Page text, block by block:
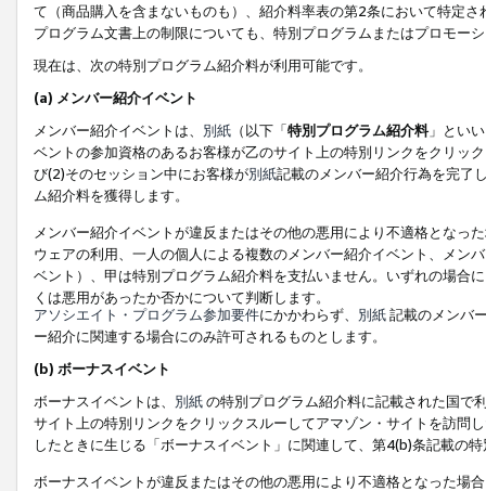
て（商品購入を含まないものも）、紹介料率表の第2条において特定
プログラム文書上の制限についても、特別プログラムまたはプロモー
現在は、次の特別プログラム紹介料が利用可能です。
(a) メンバー紹介イベント
メンバー紹介イベントは、 別紙 （以下「特別プログラム紹介料」とい
ベントの参加資格のあるお客様が乙のサイト上の特別リンクをクリッ
び(2)そのセッション中にお客様が別紙記載のメンバー紹介行為を完了
ム紹介料を獲得します。
メンバー紹介イベントが違反またはその他の悪用により不適格となっ
ウェアの利用、一人の個人による複数のメンバー紹介イベント、メン
ベント）、甲は特別プログラム紹介料を支払いません。いずれの場合
くは悪用があったか否かについて判断します。
アソシエイト・プログラム参加要件にかかわらず、 別紙記載のメンバ
ー紹介に関連する場合にのみ許可されるものとします。
(b) ボーナスイベント
ボーナスイベントは、 別紙の特別プログラム紹介料に記載された国で
サイト上の特別リンクをクリックスルーしてアマゾン・サイトを訪問
したときに生じる「ボーナスイベント」に関連して、第4(b)条記載の
ボーナスイベントが違反またはその他の悪用により不適格となった場